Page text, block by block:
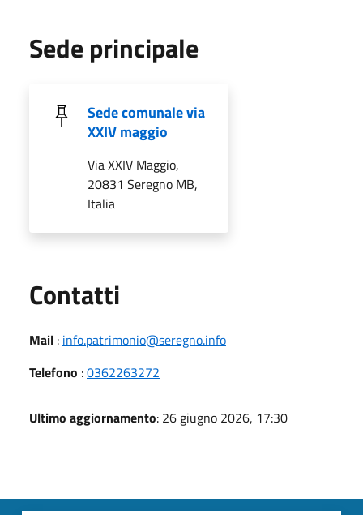
Sede principale
Sede comunale via
XXIV maggio
Via XXIV Maggio,
20831 Seregno MB,
Italia
Contatti
Mail : info.patrimonio@seregno.info
Telefono :0362263272
Ultimo aggiornamento: 26 giugno 2026, 17:30